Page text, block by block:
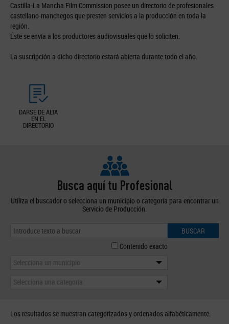
Castilla-La Mancha Film Commission posee un directorio de profesionales
castellano-manchegos que presten servicios a la producción en toda la
región.
Éste se envía a los productores audiovisuales que lo soliciten.
La suscripción a dicho directorio estará abierta durante todo el año.
DARSE DE ALTA
EN EL
DIRECTORIO
Busca aquí tu Profesional
Utiliza el buscador o selecciona un municipio o categoría para encontrar un
Servicio de Producción.
BUSCAR
Contenido exacto
Selecciona un municipio
Selecciona una categoría
Los resultados se muestran categorizados y ordenados alfabéticamente.